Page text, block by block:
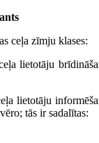
ceļa zīmju klases:
lietotāju
lietotāju
tās ir sadalītas: